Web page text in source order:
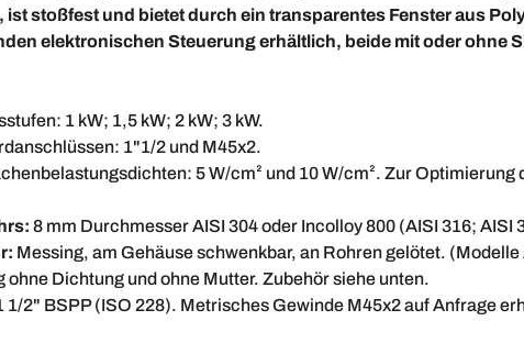
stoßfest und bietet durch ein transparentes Fenster aus
elektronischen Steuerung erhältlich, beide mit oder ohne
1 kW; 1,5 kW; 2 kW; 3 kW.
1"1/2 und M45x2.
5 W/cm² und 10 W/cm². Zur
8 mm Durchmesser AISI 304 oder Incolloy 800 (AISI 316; AISI
Messing, am Gehäuse schwenkbar, an Rohren gelötet.
Dichtung und ohne Mutter. Zubehör siehe unten.
1/2" BSPP (ISO 228). Metrisches Gewinde M45x2 auf Anfrage